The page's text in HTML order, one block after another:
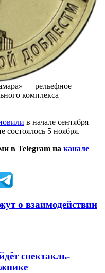
— рельефное
комплекса
в начале сентября
состоялось 5 ноября.
в Telegram на канале
о взаимодействии
спектакль-